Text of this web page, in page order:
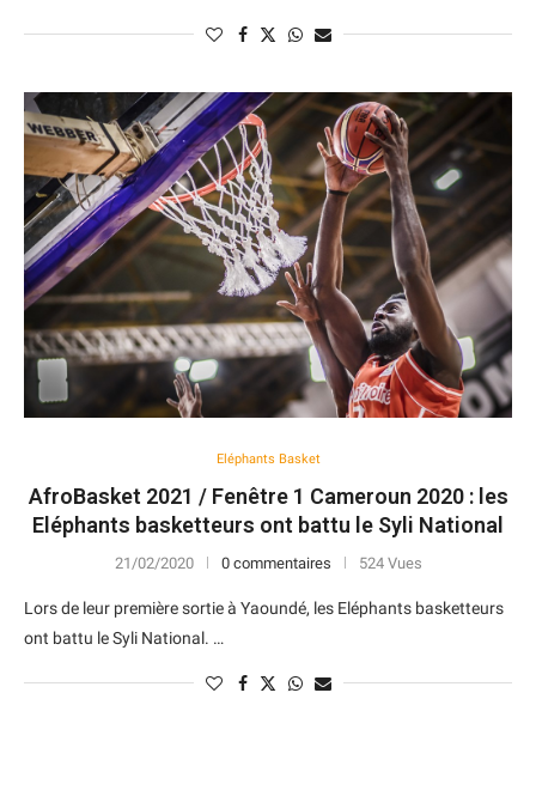
Eléphants Basket
AfroBasket 2021 / Fenêtre 1 Cameroun 2020 : les
Eléphants basketteurs ont battu le Syli National
21/02/2020 0 commentaires 524 Vues
Lors de leur première sortie à Yaoundé, les Eléphants basketteurs
ont battu le Syli National. …